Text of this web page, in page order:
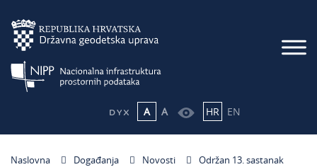
A A HR EN
Naslovna Događanja Novosti
Održan 13. sastanak